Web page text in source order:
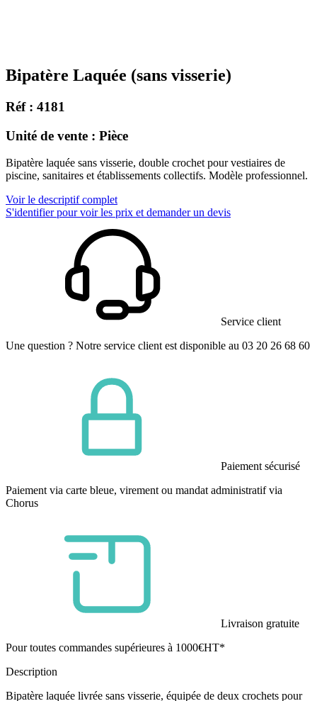
Bipatère Laquée (sans visserie)
Réf : 4181
Unité de vente : Pièce
Bipatère laquée sans visserie, double crochet pour vestiaires de
piscine, sanitaires et établissements collectifs. Modèle professionnel.
Voir le descriptif complet
S'identifier pour voir les prix et demander un devis
Service client
Une question ? Notre service client est disponible au 03 20 26 68 60
Paiement sécurisé
Paiement via carte bleue, virement ou mandat administratif via
Chorus
Livraison gratuite
Pour toutes commandes supérieures à 1000€HT*
Description
Bipatère laquée livrée sans visserie, équipée de deux crochets pour